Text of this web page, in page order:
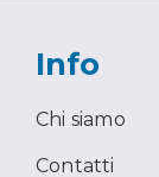
Info
Chi siamo
Contatti